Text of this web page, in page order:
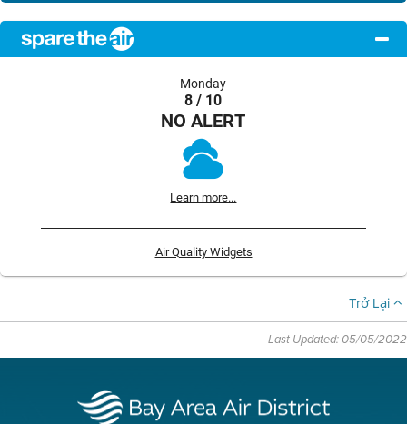
Monday
8 / 10
NO ALERT
Learn more...
Air Quality Widgets
Trở Lại
Last Updated: 05/05/2022